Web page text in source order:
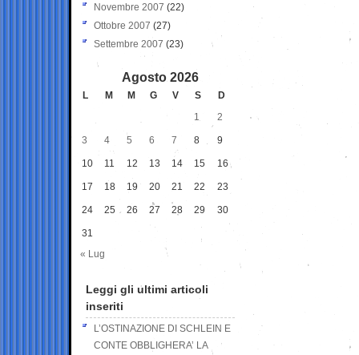
Novembre 2007 (22)
Ottobre 2007 (27)
Settembre 2007 (23)
Agosto 2026
L M M G V S
D
1
2
3 4 5 6 7 8 9
10 11 12 13 14 15 16
17 18 19 20 21 22 23
24 25 26 27 28 29 30
31
« Lug
Leggi gli ultimi articoli
inseriti
L’OSTINAZIONE DI SCHLEIN E
CONTE OBBLIGHERA’ LA